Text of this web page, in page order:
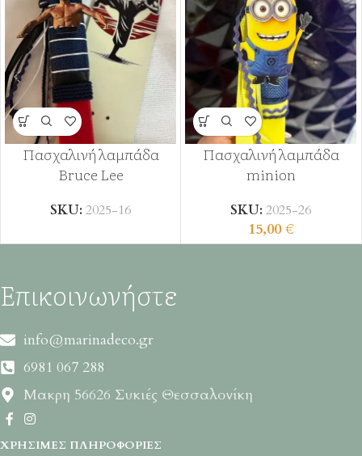
Πασχαλινή λαμπάδα
Bruce Lee
SKU: 2025-16
Πασχαλινή λαμπάδα
minion
SKU: 2025-26
15,00€
Επικοινωνήστε
info@marinadeco.gr
6981 067 288
Μακρη 56626 Συκιές Θεσσαλονίκη
ΧΡΉΣΙΜΕΣ ΠΛΗΡΟΦΟΡΊΕΣ